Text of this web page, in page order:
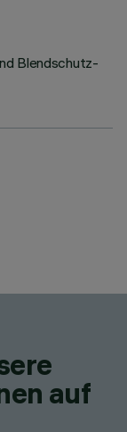
Blendschutz-
auf